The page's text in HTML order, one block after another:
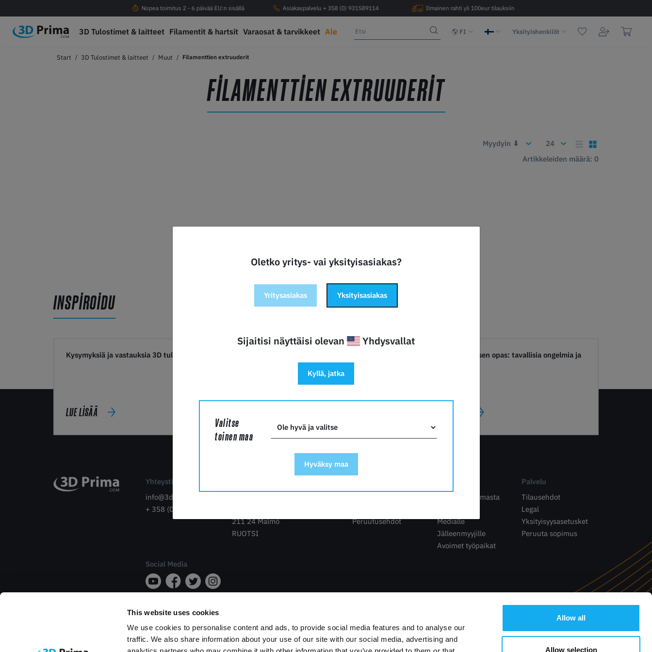
This website uses cookies
We use cookies to personalise content and ads, to provide social media features and to analyse our
traffic. We also share information about your use of our site with our social media, advertising and
Allow all
Allow selection
Nopea toimitus 2 - 6 päivää EU:n sisällä Asiakaspalvelu + 358 (0) 931589114 Ilmainen rahti yli 100eur tilauksiin
3D Tulostimet & laitteet Filamentit & hartsit Varaosat & tarvikkeet Ale FI Yksityishenkilöt
3D Tulostimet & laitteet Muut Filamenttien extruuderit
FILAMENTTIEN EXTRUUDERIT
Artikkeleiden määrä: 0
INSPIROIDU
Kysymyksiä ja vastauksia 3D tulostamisesta
LUE LISÄÄ
3D Tulostamisen opas: tavallisia ongelmia ja
Yhteystidot
info@3dprima.com
+ 358 (0) 931589114
211 24 Malmö
RUOTSI
Social Media
Peruutusehdot
Tietoa 3D Primasta
Medialle
Jälleenmyyjille
Avoimet työpaikat
Palvelu
Tilausehdot
Legal
Yksityisyysasetusket
Peruuta sopimus
Oletko yritys- vai yksityisasiakas?
Yritysasiakas Yksityisasiakas
Sijaitisi näyttäisi olevan Yhdysvallat
Kyllä, jatka
Valitse
toinen maa
Hyväksy maa